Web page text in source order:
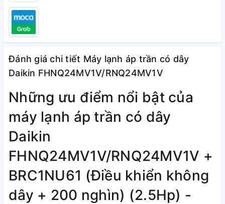
Đánh giá chi tiết Máy lạnh áp trần có dây
Daikin FHNQ24MV1V/RNQ24MV1V
Những ưu điểm nổi bật của
máy lạnh áp trần có dây
Daikin
FHNQ24MV1V/RNQ24MV1V +
BRC1NU61 (Điều khiển không
dây + 200 nghìn) (2.5Hp) -